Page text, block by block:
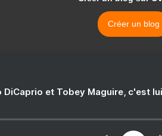
Créer un blog
DiCaprio et Tobey Maguire, c'est